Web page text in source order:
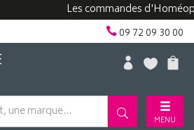
Les commandes
09 72 09 30 00
MENU